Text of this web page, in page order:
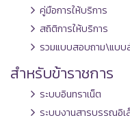
คู่มือการให้บริการ
สถิติการให้บริการ
รวมแบบสอบถาม\แบบ
สำหรับข้าราชการ
ระบบอินทราเน็ต
ระบบงานสารบรรณอิ